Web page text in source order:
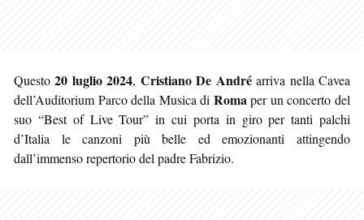
Questo20 luglio 2024, Cristiano De Andréarriva nella Cavea
dell’Auditorium Parco della Musica di Roma per un concerto del
suo “Best of Live Tour” in cui porta in giro per tanti palchi
d’Italia le canzoni più belle ed emozionanti attingendo
dall’immenso repertorio del padre Fabrizio.